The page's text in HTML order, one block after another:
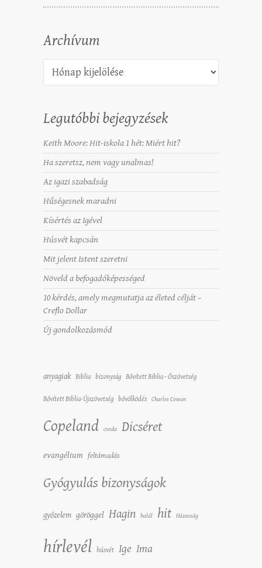
Archívum
Archívum
Legutóbbi bejegyzések
Keith Moore: Hit-iskola 1 hét: Miért hit?
Ha szeretsz, nem vagy unalmas!
Az igazi szabadság
Hűségesnek maradni
Kísértés az Igével
Húsvét kapcsán
Mit jelent Istent szeretni
Növeld a befogadóképességed
10 kérdés, amely megmutatja az életed célját –
Creflo Dollar
Új gondolkozásmód
anyagiak Biblia bizonyság Bővített Biblia - Ószövetség
Bővített Biblia-Újszövetség bővölködés Charles Cowan
Copeland csoda Dicséret
evangélium feltámadás
Gyógyulás bizonyságok
győzelem göröggel Hagin halál hit Házasság
hírlevél húsvét Ige Ima